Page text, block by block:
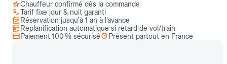
Chauffeur confirmé dès la commande
Tarif fixe jour & nuit garanti
Réservation jusqu’à 1 an à l’avance
Replanification automatique si retard de vol/train
Paiement 100 % sécurisé
Présent partout en France